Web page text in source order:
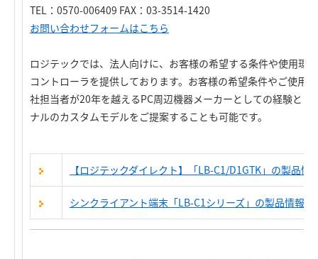
TEL：0570-006409 FAX：03-3514-1420
お問い合わせフォームはこちら
ロジテックでは、法人向けに、お客様の希望する条件や使用環
コントローラを提供しております。お客様の希望条件やご使用
社担当者が20年を越えるPC周辺機器メーカーとしての経験とノ
ナルのカスタムモデルをご提案することも可能です。
【ロジテックダイレクト】「LB-C1/D1GTK」の製品情
シンクライアント端末「LB-C1シリーズ」の製品情報へ